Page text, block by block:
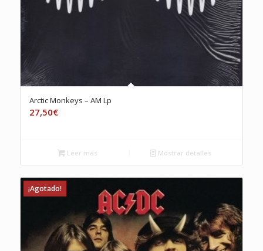
Arctic Monkeys – AM Lp
27,50€
Leer más Mostrar detalles
¡Agotado!